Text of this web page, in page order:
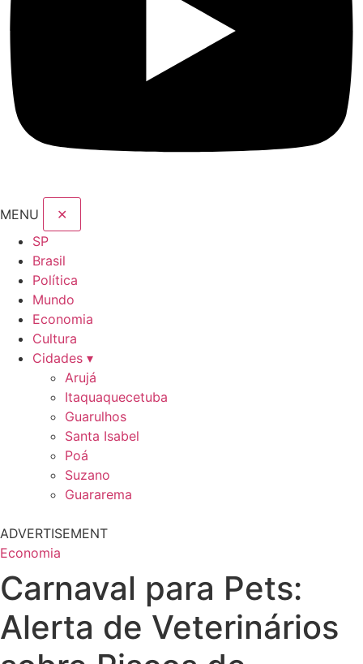
MENU
✕
SP
Brasil
Política
Mundo
Economia
Cultura
Cidades ▾
Arujá
Itaquaquecetuba
Guarulhos
Santa Isabel
Poá
Suzano
Guararema
ADVERTISEMENT
Economia
Carnaval para Pets:
Alerta de Veterinários